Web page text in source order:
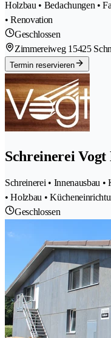
Holzbau • Bedachungen •
• Renovation
Geschlossen
Zimmereiweg 1 5425
Termin reservieren
Schreinerei
Schreinerei • Innenausbau
• Holzbau •
Geschlossen